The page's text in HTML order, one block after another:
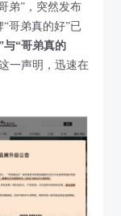
弟”，突然发布
哥弟真的好”已
与“哥弟真的
一声明，迅速在